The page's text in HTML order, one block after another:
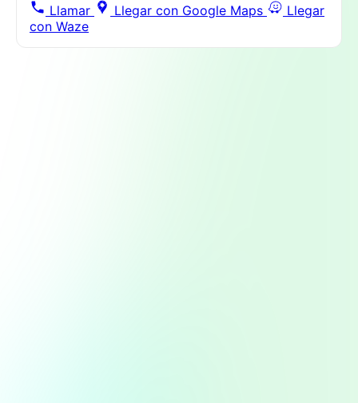
Llamar
Llegar con Google Maps
Llegar
con Waze